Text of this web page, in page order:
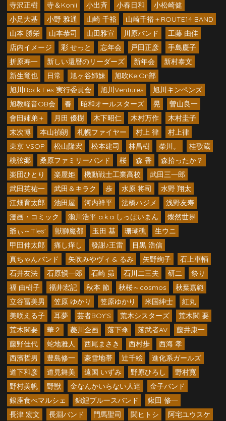
寺沢正樹
寺＆Konii 小出斉 小春日和
小松崎健
小足大基
小野 雅通 山崎 千裕
山崎千裕＋ROUTE14 BAND
山本 勝栄
山本恭司 山田雅宣 川原バンド
工藤 由佳
店内イメージ
彩 せっと 忘年会 戸田正彦
手島慶子
折原寿一
新しい還暦のリーダーズ 新年会
新村泰文
新生竜也
日常 旭ヶ谷姉妹
旭吹KeiOn部
旭川Rock Fes 実行委員会
旭川Ventures
旭川キンペンズ
旭教軽音OB会
春 昭和オールスターズ 晃
曽山良一
會田姉弟＋
月田 優樹 木下昭仁 木村万作
木村圭子
末次博
本山禎朗 札幌ファイヤー 村上 律
村上律
東京 VSOP
松山隆宏 松本建司 林昌樹 柴川。
桂歌蔵
桃弦郷
桑原ファミリーバンド 桜 森 香
森拾ったか？
楽団ひとり
楽屋姫 機動戦士工業高校
武田三一郎
武田英祐一
武田＆キラク 歩 水原 将司
水野 翔太
江畑育太郎
池田屋 河内祥平 法橋ハジメ
浅野友寿
漫画・コミック
瀬川浩平 a.k.a しっぱいまん
燦然世界
爺ぃ～Tles'
獣獅魔都 玉田 基 珊瑚礁
生ウニ
甲田伸太郎
痛し痒し 發謝♪王雷
目黒 浩信
真ちゃんバンド
矢吹みやヴィ & るみ 矢野絢子
石上車輌
石井友法
石原愼一郎 石崎 昴 石川二三夫 研二
祭り
福 由樹子
福井宏記 秋本 節 秋桜～cosmos
秋葉嘉範
立谷冨美男
笠原 ゆかり 笠原ゆかり 米国紳士
紅丸
美咲える子
耳夢 芸者BOY’S 荒木シスターズ
荒木関 要
荒木関要
華２ 菱川企画 落下傘 落武者AV
藤井康一
藤野佳代
蛇地雅人 西尾まさき 西村歩
西海 孝
西濱哲男
豊島修一 豪雪地帯 辻千絵
進化系ガールズ
道下和彦
道見舞美 遠国 いずみ 野原ひろし
野村寛
野村美帆
野獣 金なんかいらない人達
金子バンド
銀座食べマルシェ
錦鯉ブルースバンド
鍬田 修一
長津 宏文
長淵バンド 門馬聖司 関ヒトシ
阿宅ユウスケ